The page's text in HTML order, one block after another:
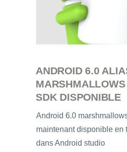
ANDROID 6.0
SDK DISPONIBLE
Android 6.0
maintenant disponible en
dans Android studio